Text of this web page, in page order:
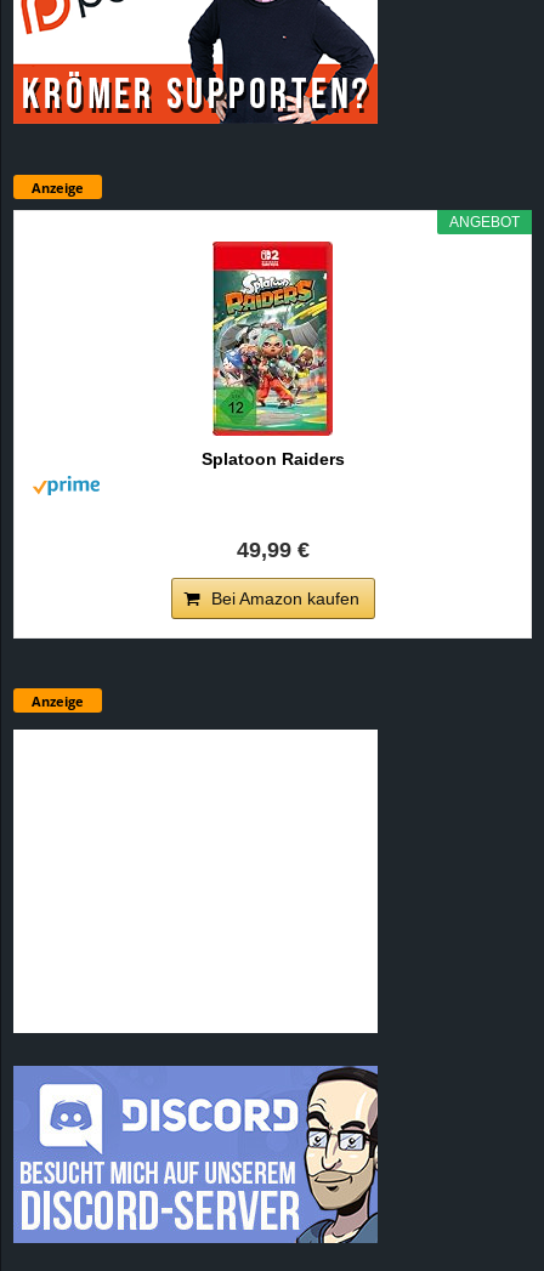
Anzeige
ANGEBOT
Splatoon Raiders
49,99 €
Bei Amazon kaufen
Anzeige